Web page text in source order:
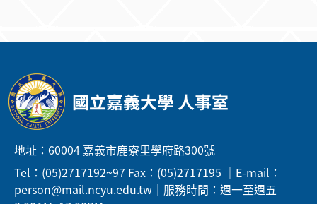
國立嘉義大學 人事室
地址：60004 嘉義市鹿寮里學府路300號
Tel：(05)2717192~97 Fax：(05)2717195 ｜E-mail：
person@mail.ncyu.edu.tw｜服務時間：週一至週五